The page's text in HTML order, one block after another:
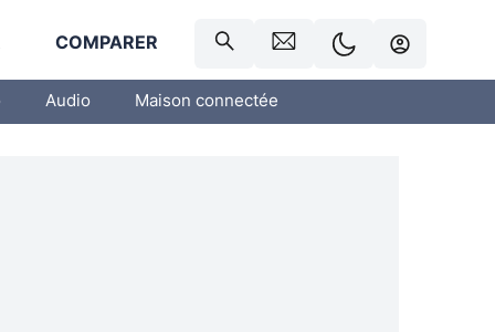
COMPARER
Audio Maison connectée